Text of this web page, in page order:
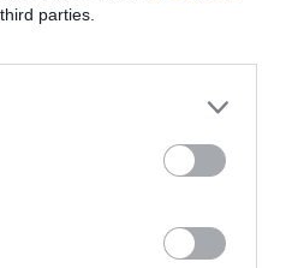
parties.
pirkėjai bus kviečiami
formuotojai:
Nainiai, Gian Luca